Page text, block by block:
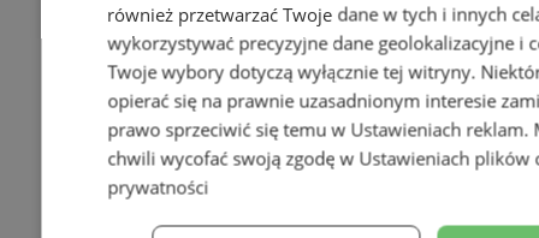
również przetwarzać Twoje dane w tych i innych
wykorzystywać precyzyjne dane geolokalizacyjne i
Twoje wybory dotyczą wyłącznie tej witryny.
opierać się na prawnie uzasadnionym interesie
prawo sprzeciwić się temu w Ustawieniach reklam.
chwili wycofać swoją zgodę w Ustawieniach plików
prywatności